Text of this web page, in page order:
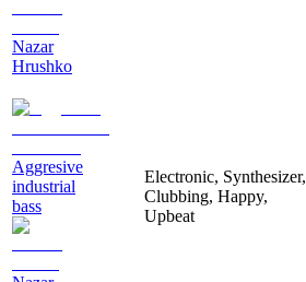
Nazar
Hrushko
Aggresive
industrial
bass
Electronic, Synthesizer,
Clubbing, Happy,
Upbeat